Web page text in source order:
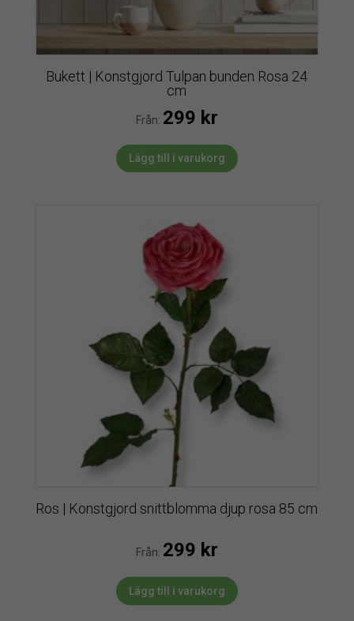
Bukett | Konstgjord Tulpan bunden Rosa 24
cm
Från: 299 kr
Lägg till i varukorg
Ros | Konstgjord snittblomma djup rosa 85 cm
Från: 299 kr
Lägg till i varukorg